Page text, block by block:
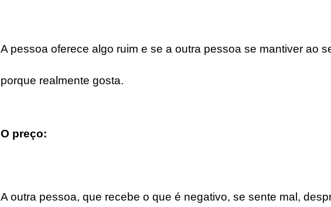
A pessoa oferece algo ruim e se a outra pessoa se mantiver ao
porque realmente gosta.
O preço:
A outra pessoa, que recebe o que é negativo, se sente mal,